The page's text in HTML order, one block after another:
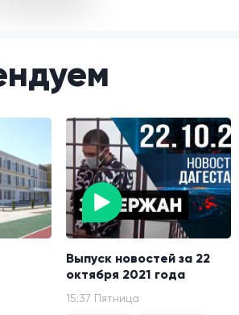
Выпуск новостей за 22
октября 2021 года
15:37 Пятница